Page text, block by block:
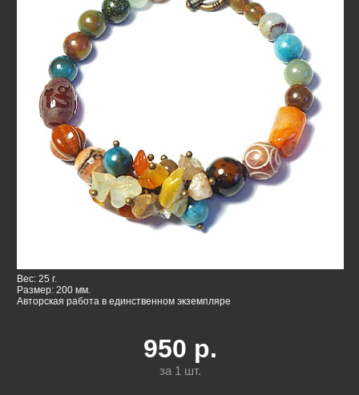
Вес: 25 г.
Размер: 200 мм.
Авторская работа в единственном экземпляре
950 р.
за 1 шт.